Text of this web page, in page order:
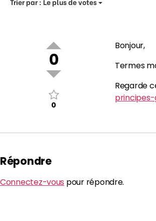
0
0
Bonjour,
Termes
Regarde
Répondre
Connectez-vous pour répondre.